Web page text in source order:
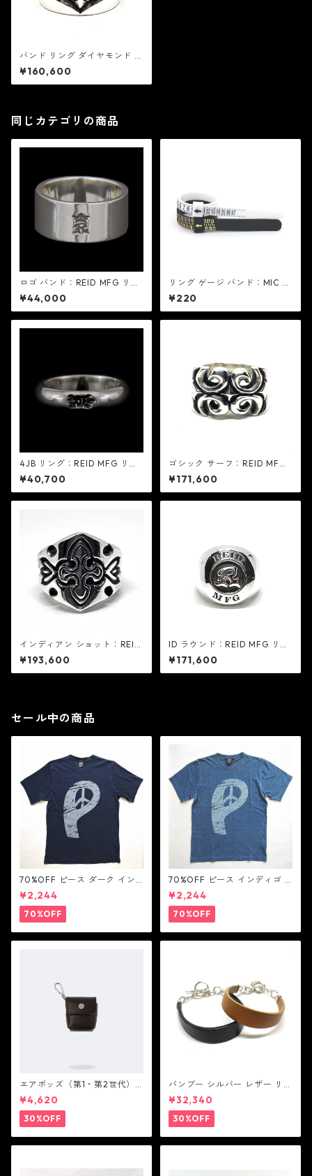
バンド リング ダイヤモンド カ
ーブ：REID MFG リード エム
エフジー
¥160,600
同じカテゴリの商品
ロゴ バンド：REID MFG リー
ド エムエフジー
¥44,000
リング ゲージ バンド：MIC ミ
ック
¥220
4JB リング：REID MFG リー
ド エムエフジー
¥40,700
ゴシック サーフ：REID MFG
リード エムエフジー
¥171,600
インディアン ショット：REID
MFG リード エムエフジー
¥193,600
ID ラウンド：REID MFG リー
ド エムエフジー
¥171,600
セール中の商品
70%OFF ピース ダーク イン
ディゴ Tシャツ：LOVE N' PEA
CE N' ROCK ' ROLL ラブ ン
ピース ン ロック ン ロール
¥2,244
70%OFF
70%OFF ピース インディゴ T
シャツ：LOVE N' PEACE N' R
OCK ' ROLL ラブ ン ピース ン
ロック ン ロール
¥2,244
70%OFF
エアポッズ（第1・第2世代）
ポーチ：BANDOLIER バンド
リヤー
¥4,620
30%OFF
バンブー シルバー レザー リン
ク ステーション ブレスレッ
ト：JOHN HARDY ジョン ハ
ーディー
¥32,340
30%OFF